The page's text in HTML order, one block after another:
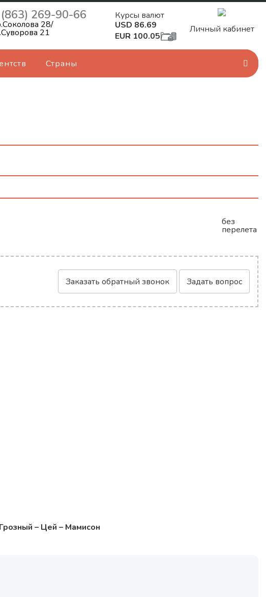
269-90-66
28/
21
Курсы валют
USD 86.69
EUR 100.05
Личный кабинет
Страны
без
перелета
Заказать обратный звонок Задать вопрос
– Цей – Мамисон